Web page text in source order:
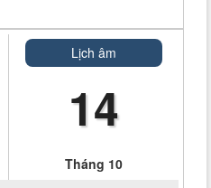
Lịch âm
14
Tháng 10